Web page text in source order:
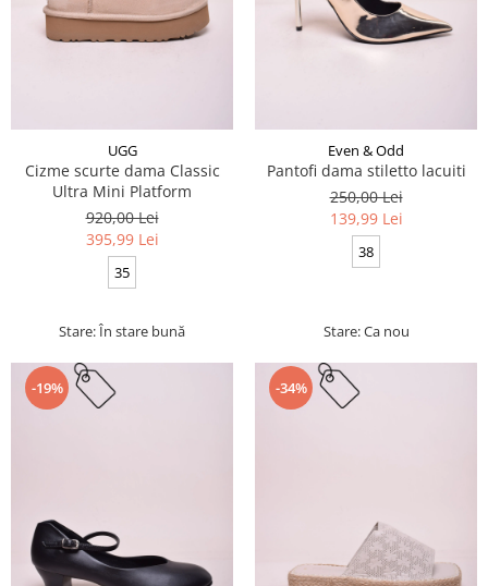
UGG
Cizme scurte dama Classic
Ultra Mini Platform
920,00 Lei
395,99 Lei
35
Stare: În stare bună
Even & Odd
Pantofi dama stiletto lacuiti
250,00 Lei
139,99 Lei
38
Stare: Ca nou
-19% -34%